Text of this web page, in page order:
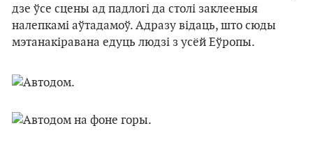
дзе ўсе сцены ад падлогі да столі заклееныя
налепкамі аўтадамоў. Адразу відаць, што сюды
мэтанакіравана едуць людзі з усёй Еўропы.